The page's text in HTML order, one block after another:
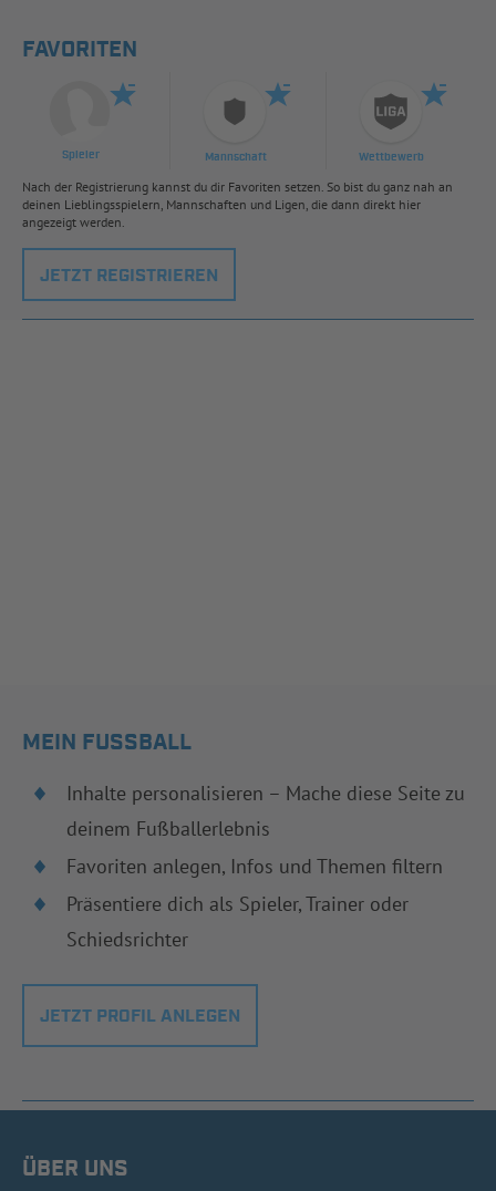
FAVORITEN
Spieler Mannschaft Wettbewerb
Nach der Registrierung kannst du dir Favoriten setzen. So bist du ganz nah an
deinen Lieblingsspielern, Mannschaften und Ligen, die dann direkt hier
angezeigt werden.
JETZT REGISTRIEREN
MEIN FUSSBALL
Inhalte personalisieren – Mache diese Seite zu
deinem Fußballerlebnis
Favoriten anlegen, Infos und Themen filtern
Präsentiere dich als Spieler, Trainer oder
Schiedsrichter
JETZT PROFIL ANLEGEN
ÜBER UNS